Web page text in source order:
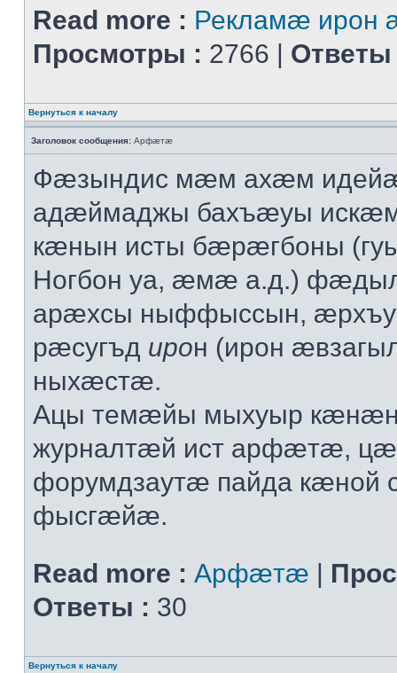
Read more : Рекламæ ирон
Просмотры : 2766 | Ответы
Вернуться к началу
Заголовок сообщения: Арфæтæ
Фæзындис мæм ахæм
адæймаджы бахъæуы
кæнын исты бæрæгбоны
Ногбон уа, æмæ а.д.)
арæхсы ныффыссын,
рæсугъд ирон (ирон
ныхæстæ.
Ацы темæйы мыхуыр
журналтæй ист арфæтæ,
форумдзаутæ пайда
фысгæйæ.
Read more : Арфæтæ |
Ответы : 30
Вернуться к началу